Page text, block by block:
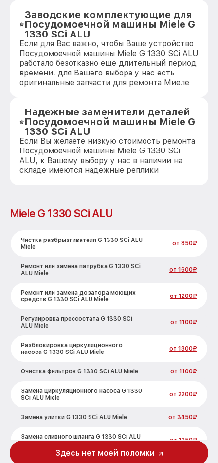
Заводские комплектующие для
Посудомоечной машины Miele G
1330 SCi ALU
Если для Вас важно, чтобы Ваше устройство
Посудомоечной машины Miele G 1330 SCi ALU
работало безотказно еще длительный период
времени, для Вашего выбора у нас есть
оригинальные запчасти для ремонта Миеле
Надежные заменители деталей
Посудомоечной машины Miele G
1330 SCi ALU
Если Вы желаете низкую стоимость ремонта
Посудомоечной машины Miele G 1330 SCi
ALU, к Вашему выбору у нас в наличии на
складе имеются надежные реплики
Miele G 1330 SCi ALU
Чистка разбрызгивателя G 1330 SCi ALU
Miele
от 850₽
Ремонт или замена патрубка G 1330 SCi
ALU Miele
от 1600₽
Ремонт или замена дозатора моющих
средств G 1330 SCi ALU Miele
от 1200₽
Регулировка прессостата G 1330 SCi
ALU Miele
от 1100₽
Разблокировка циркуляционного
насоса G 1330 SCi ALU Miele
от 1800₽
Очистка фильтров G 1330 SCi ALU Miele от 1100₽
Замена циркуляционного насоса G 1330
SCi ALU Miele
от 2200₽
Замена улитки G 1330 SCi ALU Miele от 3450₽
Замена сливного шланга G 1330 SCi ALU
от 1250₽
Здесь нет моей поломки